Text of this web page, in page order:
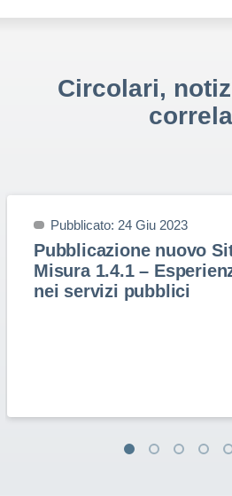
Circolari,
Pubblicato: 24 Giu 2023
Pubblicazione nuovo
Misura 1.4.1 –
nei servizi pubblici